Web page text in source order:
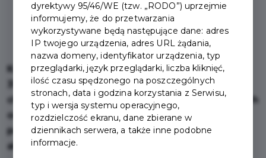
tym samym działającą
do 30.06.2021 r.
Pruszczańską Kartę
Seniora. Pruszczańska
Karta Seniora, zachowa ważność jeszcze do
31.12.2021 r., po tym czasie osoby, które będą
chciały korzystać ze zniżek i ulg dedykowanych
osobom w wieku 60 lat i więcej, będą musiały
posiadać Pruszczańską Kartę Mieszkańca z
aktywnym Pakietem Seniora.
dyrektywy 95/46/WE (tzw. „RODO”) uprzejmie
informujemy, że do przetwarzania
wykorzystywane będą następujące dane: adres
IP twojego urządzenia, adres URL żądania,
nazwa domeny, identyfikator urządzenia, typ
przeglądarki, język przeglądarki, liczba kliknięć,
ilość czasu spędzonego na poszczególnych
stronach, data i godzina korzystania z Serwisu,
typ i wersja systemu operacyjnego,
rozdzielczość ekranu, dane zbierane w
dziennikach serwera, a także inne podobne
informacje.